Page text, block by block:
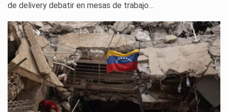
de delivery debatir en mesas de trabajo…